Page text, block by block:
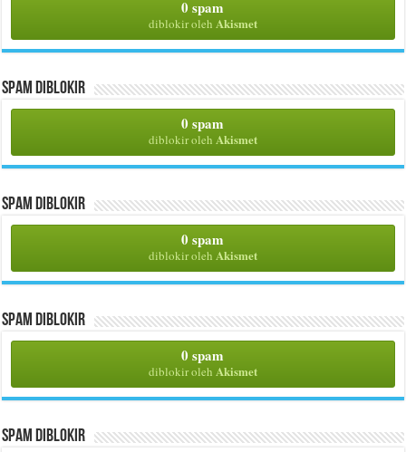
0 spam
diblokir oleh Akismet
Spam Diblokir
0 spam
diblokir oleh Akismet
Spam Diblokir
0 spam
diblokir oleh Akismet
Spam Diblokir
0 spam
diblokir oleh Akismet
Spam Diblokir